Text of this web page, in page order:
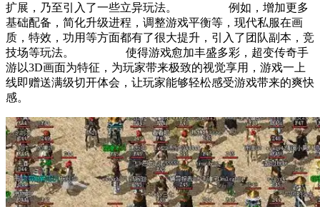
扩展，乃至引入了一些立异玩法。 例如，增加更多
基础配备，简化升级进程，调整游戏平衡等，现代私服在画
质，特效，功用等方面都有了很大提升，引入了团队副本，竞
技场等玩法。 使得游戏愈加丰盛多彩，超变传奇手
游以3D画面为特征，为玩家带来极致的视觉享用，游戏一上
线即赠送满级切开体会，让玩家能够轻松感受游戏带来的爽快
感。